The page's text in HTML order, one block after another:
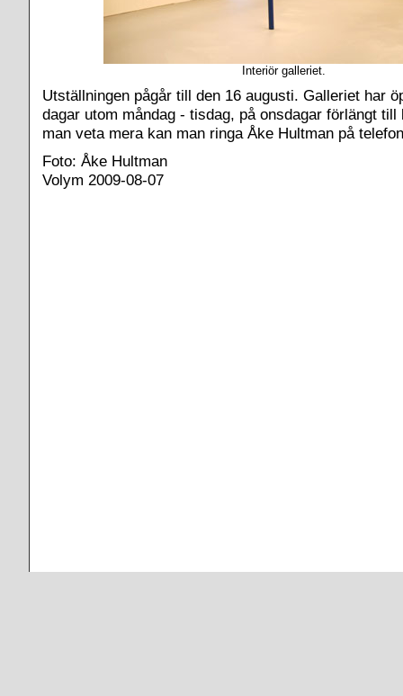
Interiör galleriet.
Utställningen pågår till den 16 augusti. Galleriet har
dagar utom måndag - tisdag, på onsdagar förlängt
man veta mera kan man ringa Åke Hultman på
Foto: Åke Hultman
Volym 2009-08-07